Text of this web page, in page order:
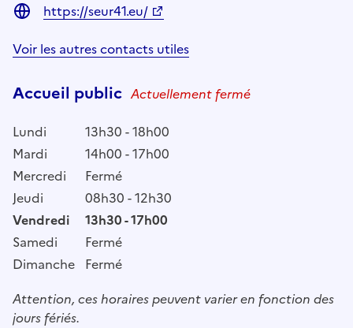
https://seur41.eu/
Voir les autres contacts utiles
Accueil public Actuellement fermé
Lundi
13h30 - 18h00
Mardi
14h00 - 17h00
Mercredi
Fermé
Jeudi
08h30 - 12h30
Vendredi
13h30 - 17h00
Samedi
Fermé
Dimanche Fermé
Attention, ces horaires peuvent varier en fonction des
jours fériés.